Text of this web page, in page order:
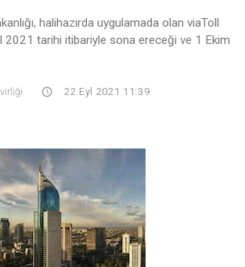
halihazırda uygulamada olan viaToll
2021 tarihi itibariyle sona ereceği ve 1 Ekim
22 Eyl 2021 11:39